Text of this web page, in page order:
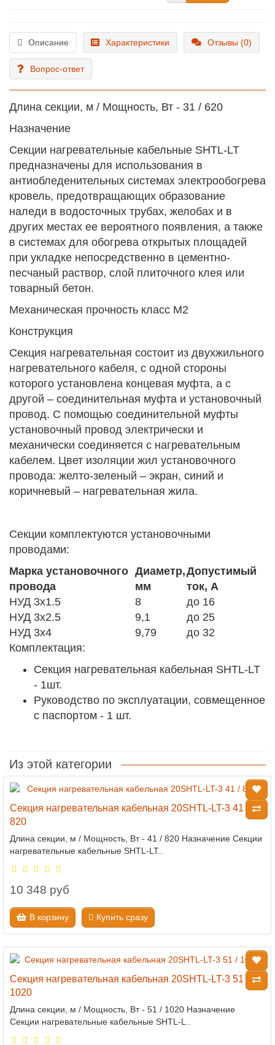
Описание Характеристики Отзывы (0)
Вопрос-ответ
Длина секции, м / Мощность, Вт - 31 / 620
Назначение
Секции нагревательные кабельные SHTL-LT
предназначены для использования в
антиобледенительных системах электрообогрева
кровель, предотвращающих образование
наледи в водосточных трубах, желобах и в
других местах ее вероятного появления, а также
в системах для обогрева открытых площадей
при укладке непосредственно в цементно-
песчаный раствор, слой плиточного клея или
товарный бетон.
Механическая прочность класс М2
Конструкция
Секция нагревательная состоит из двухжильного
нагревательного кабеля, с одной стороны
которого установлена концевая муфта, а с
другой – соединительная муфта и установочный
провод. С помощью соединительной муфты
установочный провод электрически и
механически соединяется с нагревательным
кабелем. Цвет изоляции жил установочного
провода: желто-зеленый – экран, синий и
коричневый – нагревательная жила.
Секции комплектуются установочными
проводами:
Марка установочного
провода
Диаметр,
мм
Допустимый
ток, А
НУД 3х1.5
8
до 16
НУД 3х2.5
9,1
до 25
НУД 3х4
9,79
до 32
Комплектация:
Секция нагревательная кабельная SHTL-LT
- 1шт.
Руководство по эксплуатации, совмещенное
с паспортом - 1 шт.
Из этой категории
Секция нагревательная кабельная 20SHTL-LT-3 41 /
820
Длина секции, м / Мощность, Вт - 41 / 820 Назначение Секции
нагревательные кабельные SHTL-LT..
10 348 руб
В корзину Купить сразу
Секция нагревательная кабельная 20SHTL-LT-3 51 /
1020
Длина секции, м / Мощность, Вт - 51 / 1020 Назначение
Секции нагревательные кабельные SHTL-L..